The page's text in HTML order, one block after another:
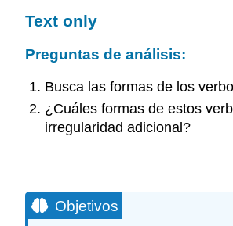
Text only
Preguntas de análisis:
Busca las formas de los
¿Cuáles formas de estos
irregularidad adicional?
Objetivos